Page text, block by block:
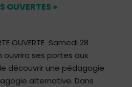
OUVERTES »
OUVERTE Samedi 28
ouvrira ses portes aux
découvrir une pédagogie
alternative. Dans